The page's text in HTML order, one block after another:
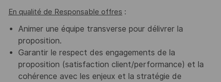
En qualité de Responsable offres :
Animer une équipe transverse pour délivrer la
proposition.
Garantir le respect des engagements de la
proposition (satisfaction client/performance) et la
cohérence avec les enjeux et la stratégie de